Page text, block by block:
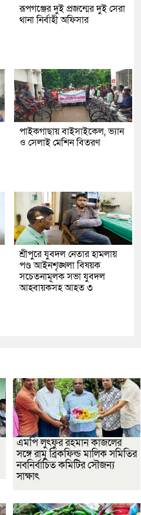
রূপগঞ্জের দুই প্রজন্মের দুই সেরা
থানা নির্বাহী অফিসার
পাইকগাছায় বাইসাইকেল, ভ্যান
ও সেলাই মেশিন বিতরণ
শ্রীপুরে যুবদল নেতার হামলায়
পণ্ড আইনশৃঙ্খলা বিষয়ক
সচেতনামূলক সভা যুবদল
আহবায়কসহ আহত ৩
এমপি লুৎফুর রহমান কাজলের
সঙ্গে রামু ব্রিকফিল্ড মালিক সমিতির
নবনির্বাচিত কমিটির সৌজন্য
সাক্ষাৎ